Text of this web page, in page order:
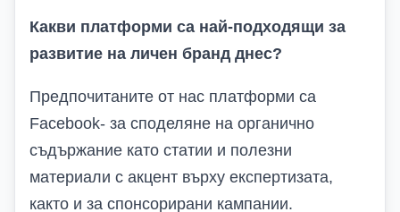
Какви платформи са най-подходящи за
развитие на личен бранд днес?
Предпочитаните от нас платформи са
Facebook- за споделяне на органично
съдържание като статии и полезни
материали с акцент върху експертизата,
както и за спонсорирани кампании.